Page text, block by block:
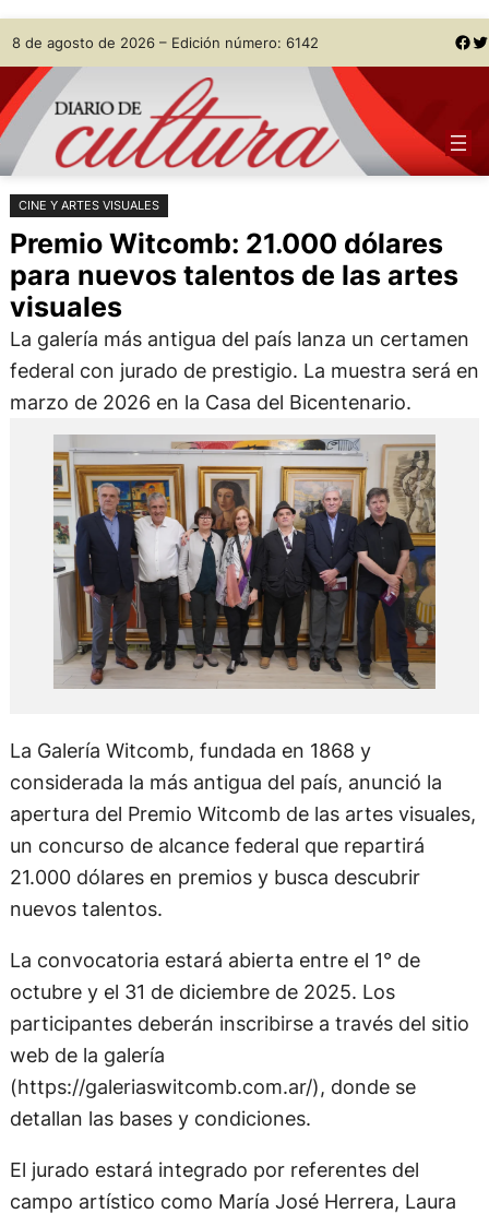
Saltar
al
contenido
Skip
to
content
8 de agosto de 2026 – Edición número: 6142 Facebook Twitter
CINE Y ARTES VISUALES
Premio Witcomb: 21.000 dólares
para nuevos talentos de las artes
visuales
La galería más antigua del país lanza un certamen
federal con jurado de prestigio. La muestra será en
marzo de 2026 en la Casa del Bicentenario.
La Galería Witcomb, fundada en 1868 y
considerada la más antigua del país, anunció la
apertura del Premio Witcomb de las artes visuales,
un concurso de alcance federal que repartirá
21.000 dólares en premios y busca descubrir
nuevos talentos.
La convocatoria estará abierta entre el 1° de
octubre y el 31 de diciembre de 2025. Los
participantes deberán inscribirse a través del sitio
web de la galería
(https://galeriaswitcomb.com.ar/), donde se
detallan las bases y condiciones.
El jurado estará integrado por referentes del
campo artístico como María José Herrera, Laura